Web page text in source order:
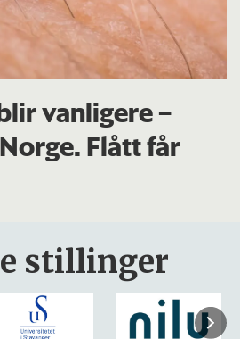
vanligere –
Flått får
stillinger